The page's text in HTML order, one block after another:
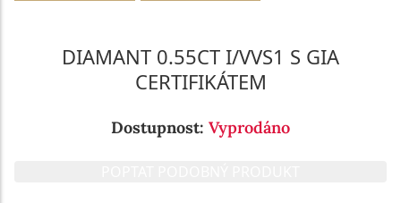
DIAMANT 0.55CT I/VVS1 S GIA
CERTIFIKÁTEM
Dostupnost: Vyprodáno